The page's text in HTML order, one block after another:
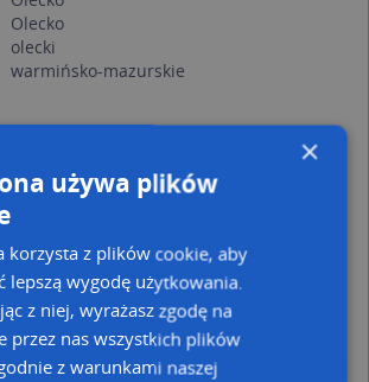
Olecko
olecki
warmińsko-mazurskie
PE i Rady (UE) o Ochronie Danych Osobowych
administratorem danych jest AutoMapa sp. z o.o.
przy ulicy Domaniewskiej 37.
osobowe w celu:
Targeo oraz publikacji w wyszukiwarce firm i na
1 lit. f RODO)
o firmach partnerom biznesowym operatora (art.
baz CEIDG, GUS, REGON, z firmowych stron www
http://regulamin.automapa.pl/odo_przetwarzanie/
×
używa plików
korzysta z plików cookie, aby
lepszą wygodę użytkowania.
z niej, wyrażasz zgodę na
przez nas wszystkich plików
z warunkami naszej